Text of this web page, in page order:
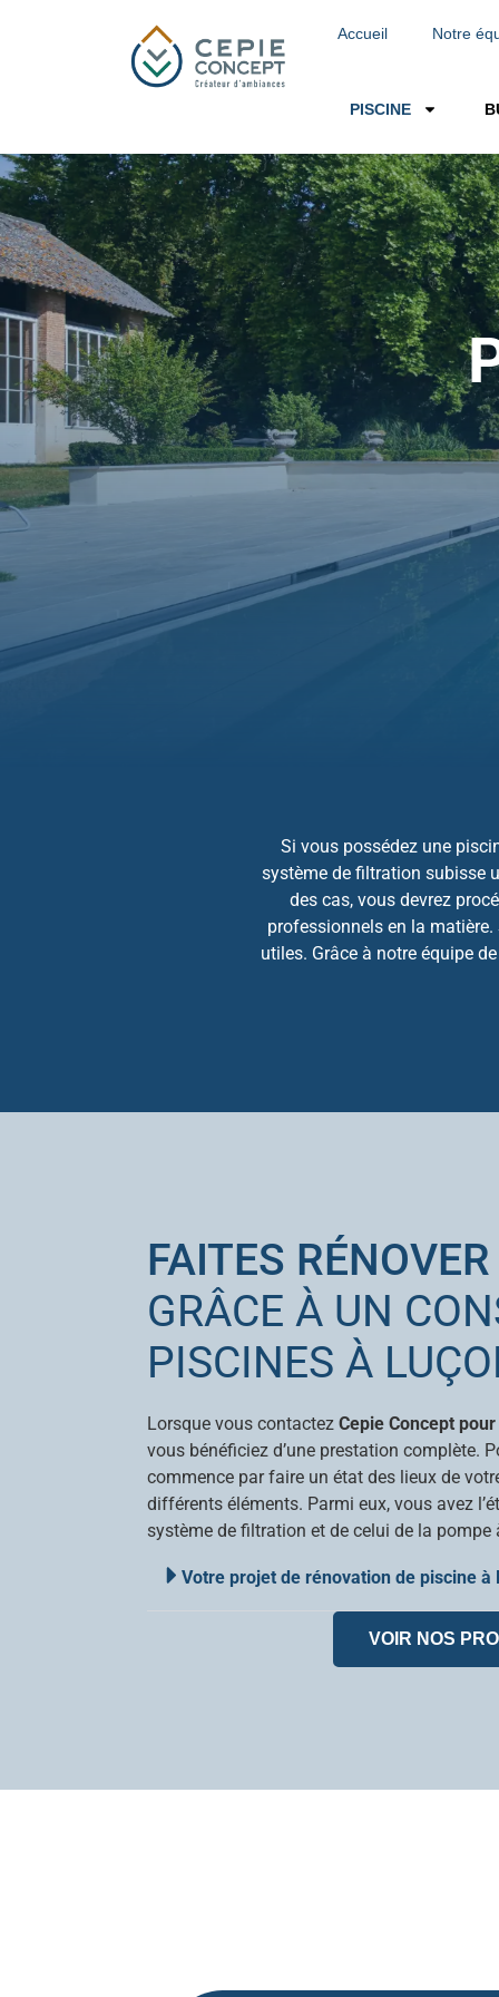
Accueil Notre
PISCINE
Si vous possédez une
système de filtration subisse
des cas, vous devrez
professionnels en la matière.
utiles. Grâce à notre équipe
FAITES
GRÂCE À UN
PISCINES À
Lorsque vous contactez Cepie Concept
vous bénéficiez d’une prestation complète.
commence par faire un état des lieux de
différents éléments. Parmi eux, vous avez
système de filtration et de celui de la pompe
Votre projet de rénovation de piscine à
VOIR NOS